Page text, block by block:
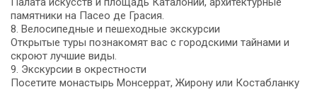
памятники на Пасео де Грасия.
8. Велосипедные и пешеходные экскурсии
Открытые туры познакомят вас с городскими тайнами и
скроют лучшие виды.
9. Экскурсии в окрестности
Посетите монастырь Монсеррат, Жирону или Костабланку